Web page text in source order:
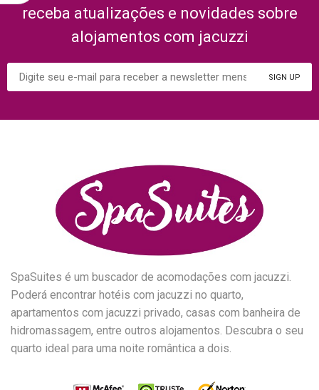
receba atualizações e novidades sobre
alojamentos com jacuzzi
SpaSuites é um buscador de acomodações com jacuzzi.
Poderá encontrar hotéis com jacuzzi no quarto,
apartamentos com jacuzzi privado, casas com banheira de
hidromassagem, entre outros alojamentos. Descubra o seu
quarto ideal para uma noite romântica a dois.